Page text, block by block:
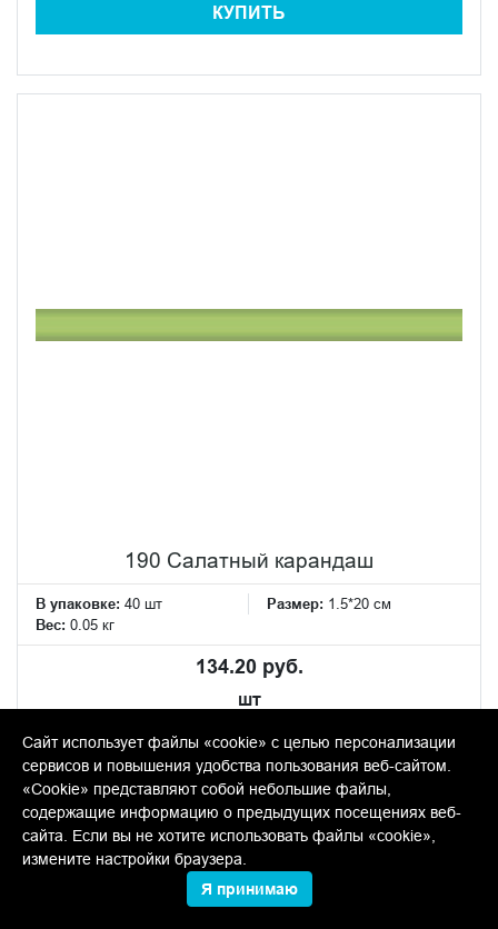
КУПИТЬ
190 Салатный карандаш
В упаковке: 40 шт Размер: 1.5*20 см
Вес: 0.05 кг
134.20 руб.
шт
−
+
КУПИТЬ
Сайт использует файлы «cookie» с целью персонализации
сервисов и повышения удобства пользования веб-сайтом.
«Cookie» представляют собой небольшие файлы,
содержащие информацию о предыдущих посещениях веб-
сайта. Если вы не хотите использовать файлы «cookie»,
измените настройки браузера.
Я принимаю